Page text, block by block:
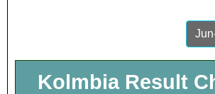
Kolmbia Result